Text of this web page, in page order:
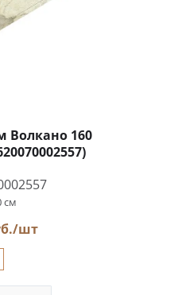
Волкано 160
см
шт